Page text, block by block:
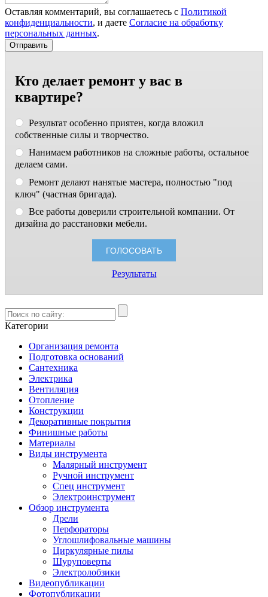
Оставляя комментарий, вы соглашаетесь с Политикой
конфиденциальности, и даете Согласие на обработку
персональных данных.
Кто делает ремонт у вас в
квартире?
Результат особенно приятен, когда вложил
собственные силы и творчество.
Нанимаем работников на сложные работы, остальное
делаем сами.
Ремонт делают нанятые мастера, полностью "под
ключ" (частная бригада).
Все работы доверили строительной компании. От
дизайна до расстановки мебели.
Результаты
Категории
Организация ремонта
Подготовка оснований
Сантехника
Электрика
Вентиляция
Отопление
Конструкции
Декоративные покрытия
Финишные работы
Материалы
Виды инструмента
Малярный инструмент
Ручной инструмент
Спец инструмент
Электроинструмент
Обзор инструмента
Дрели
Перфораторы
Углошлифовальные машины
Циркулярные пилы
Шуруповерты
Электролобзики
Видеопубликации
Фотопубликации